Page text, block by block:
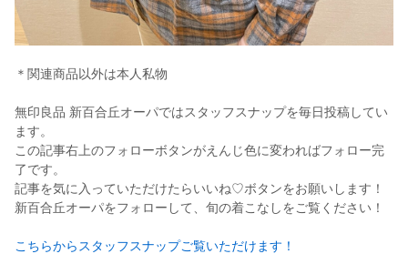
＊関連商品以外は本人私物
無印良品 新百合丘オーパではスタッフスナップを毎日投稿してい
ます。
この記事右上のフォローボタンがえんじ色に変わればフォロー完
了です。
記事を気に入っていただけたらいいね♡ボタンをお願いします！
新百合丘オーパをフォローして、旬の着こなしをご覧ください！
こちらからスタッフスナップご覧いただけます！